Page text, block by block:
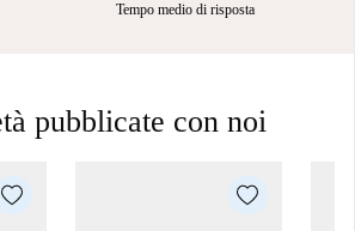
Tempo medio di risposta
pubblicate con noi